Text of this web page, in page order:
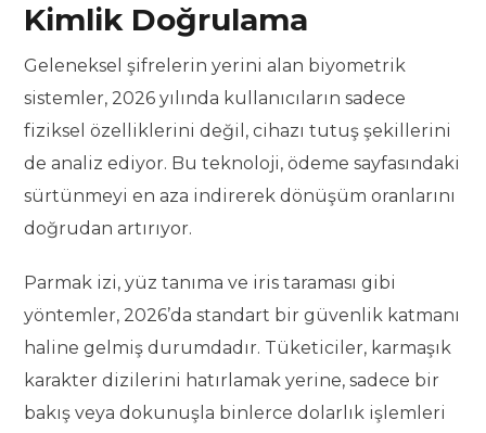
Kimlik Doğrulama
Geleneksel şifrelerin yerini alan biyometrik
sistemler, 2026 yılında kullanıcıların sadece
fiziksel özelliklerini değil, cihazı tutuş şekillerini
de analiz ediyor. Bu teknoloji, ödeme sayfasındaki
sürtünmeyi en aza indirerek dönüşüm oranlarını
doğrudan artırıyor.
Parmak izi, yüz tanıma ve iris taraması gibi
yöntemler, 2026’da standart bir güvenlik katmanı
haline gelmiş durumdadır. Tüketiciler, karmaşık
karakter dizilerini hatırlamak yerine, sadece bir
bakış veya dokunuşla binlerce dolarlık işlemleri